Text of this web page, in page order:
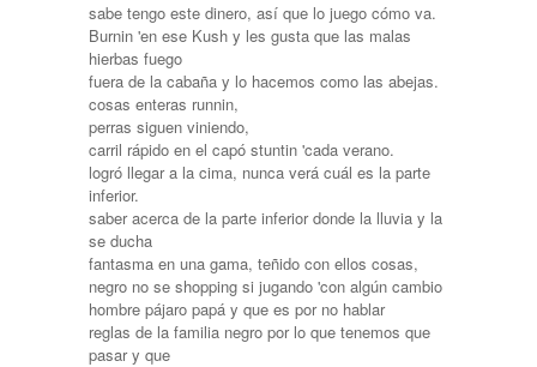
sabe tengo este dinero, así que lo juego cómo va.
Burnin 'en ese Kush y les gusta que las malas
hierbas fuego
fuera de la cabaña y lo hacemos como las abejas.
cosas enteras runnin,
perras siguen viniendo,
carril rápido en el capó stuntin 'cada verano.
logró llegar a la cima, nunca verá cuál es la parte
inferior.
saber acerca de la parte inferior donde la lluvia y la
se ducha
fantasma en una gama, teñido con ellos cosas,
negro no se shopping si jugando 'con algún cambio
hombre pájaro papá y que es por no hablar
reglas de la familia negro por lo que tenemos que
pasar y que